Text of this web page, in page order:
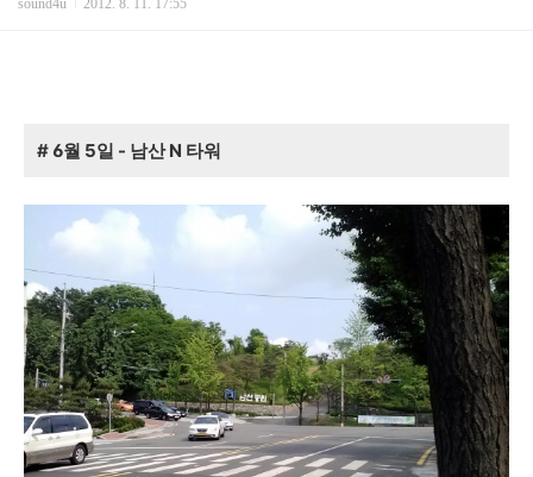
sound4u 2012. 8. 11. 17:55
# 6월 5일 - 남산 N 타워